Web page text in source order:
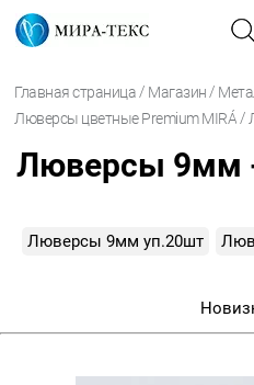
Главная страница / Магазин /
Люверсы цветные Premium MIRÁ /
Люверсы 9мм
Люверсы 9мм уп.20шт